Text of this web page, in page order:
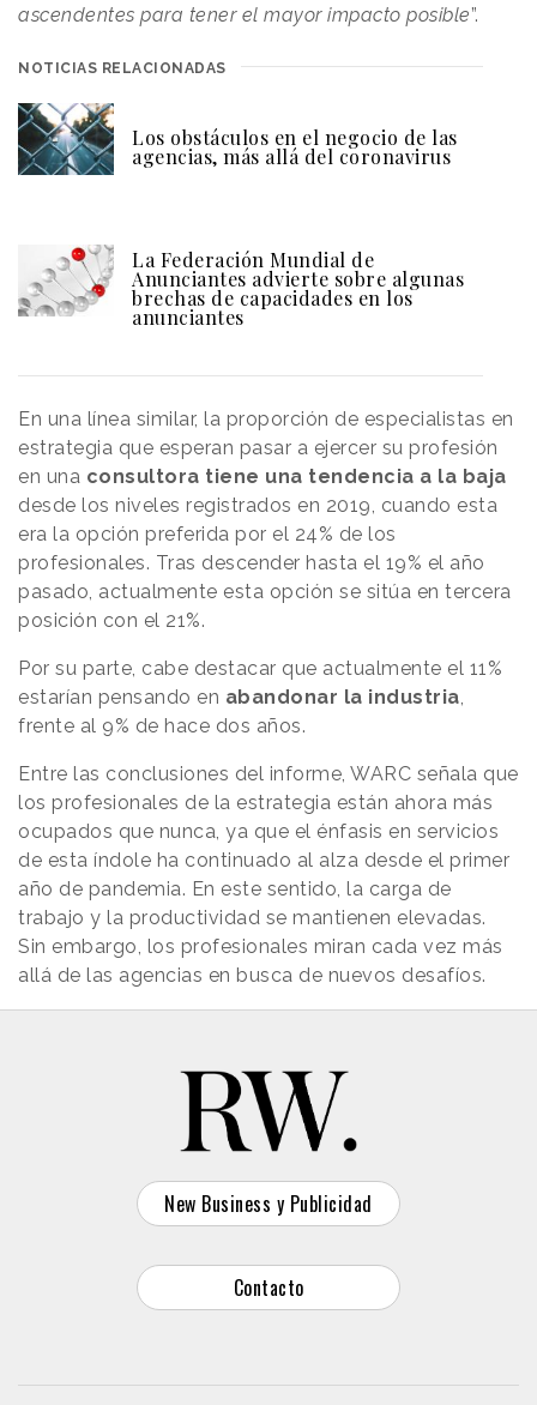
ascendentes para tener el mayor impacto posible”.
NOTICIAS RELACIONADAS
Los obstáculos en el negocio de las
agencias, más allá del coronavirus
La Federación Mundial de
Anunciantes advierte sobre algunas
brechas de capacidades en los
anunciantes
En una línea similar, la proporción de especialistas en
estrategia que esperan pasar a ejercer su profesión
en una consultora tiene una tendencia a la baja
desde los niveles registrados en 2019, cuando esta
era la opción preferida por el 24% de los
profesionales. Tras descender hasta el 19% el año
pasado, actualmente esta opción se sitúa en tercera
posición con el 21%.
Por su parte, cabe destacar que actualmente el 11%
estarían pensando en abandonar la industria,
frente al 9% de hace dos años.
Entre las conclusiones del informe, WARC señala que
los profesionales de la estrategia están ahora más
ocupados que nunca, ya que el énfasis en servicios
de esta índole ha continuado al alza desde el primer
año de pandemia. En este sentido, la carga de
trabajo y la productividad se mantienen elevadas.
Sin embargo, los profesionales miran cada vez más
allá de las agencias en busca de nuevos desafíos.
New Business y Publicidad
Contacto